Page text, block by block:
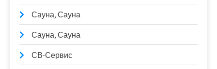
Сауна, Сауна
Сауна, Сауна
СВ-Сервис